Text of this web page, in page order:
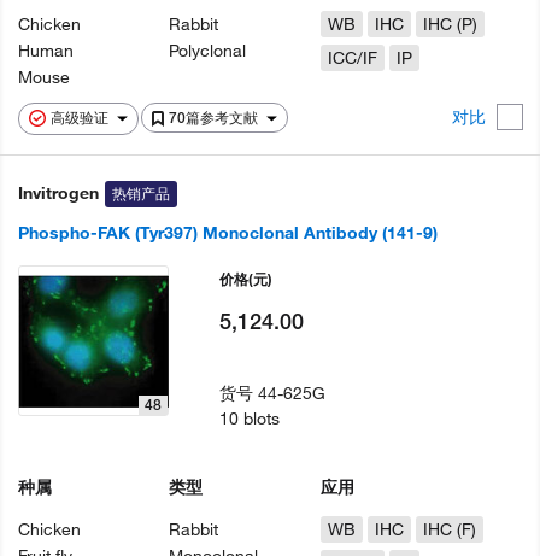
高级验证 70篇参考文献 对比
Chicken
Human
Mouse
Rabbit
Polyclonal
WB
IHC
IHC (P)
ICC/IF
IP
Invitrogen 热销产品
Phospho-FAK (Tyr397) Monoclonal Antibody (141-9)
48
种属
Chicken
类型
Rabbit
应用
WB
IHC
IHC (F)
价格(元)
5,124.00
货号44-625G
10 blots